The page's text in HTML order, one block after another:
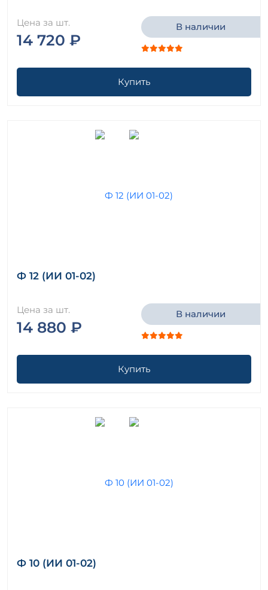
Цена за шт.
14 720 ₽
В наличии
Купить
Ф 12 (ИИ 01-02)
Цена за шт.
14 880 ₽
В наличии
Купить
Ф 10 (ИИ 01-02)